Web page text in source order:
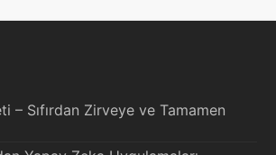
– Sıfırdan Zirveye ve Tamamen